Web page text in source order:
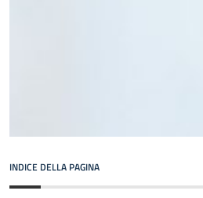
INDICE DELLA PAGINA